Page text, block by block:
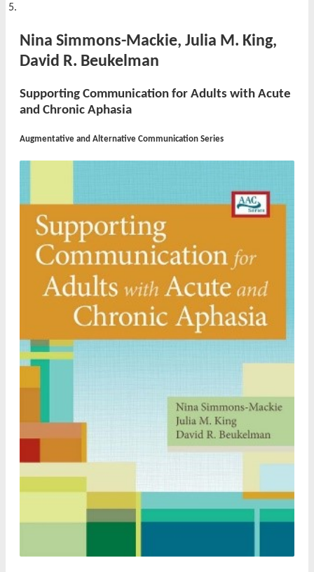
Nina Simmons-Mackie, Julia M. King,
David R. Beukelman
Supporting Communication for Adults with Acute
and Chronic Aphasia
Augmentative and Alternative Communication Series